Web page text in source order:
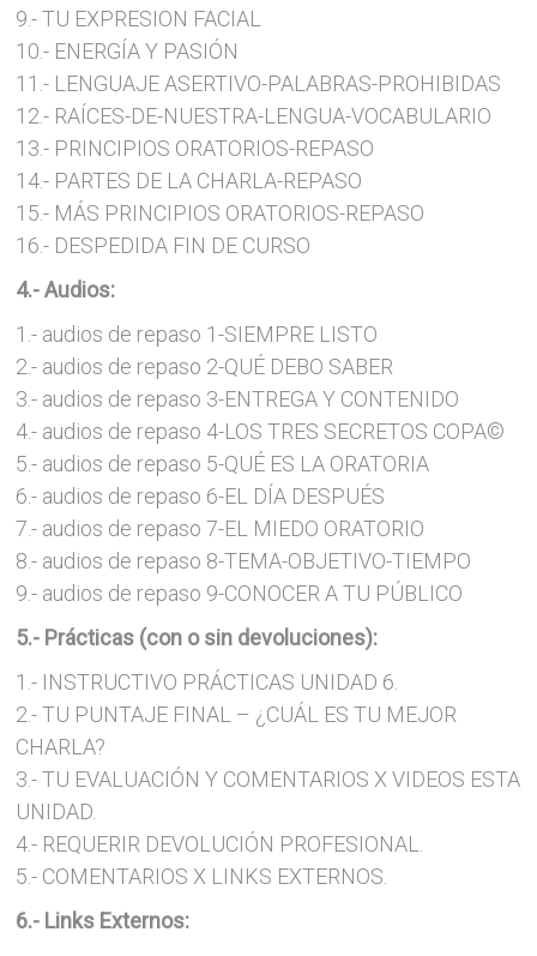
9.- TU EXPRESION FACIAL
10.- ENERGÍA Y PASIÓN
11.- LENGUAJE ASERTIVO-PALABRAS-PROHIBIDAS
12.- RAÍCES-DE-NUESTRA-LENGUA-VOCABULARIO
13.- PRINCIPIOS ORATORIOS-REPASO
14.- PARTES DE LA CHARLA-REPASO
15.- MÁS PRINCIPIOS ORATORIOS-REPASO
16.- DESPEDIDA FIN DE CURSO
4.- Audios:
1.- audios de repaso 1-SIEMPRE LISTO
2.- audios de repaso 2-QUÉ DEBO SABER
3.- audios de repaso 3-ENTREGA Y CONTENIDO
4.- audios de repaso 4-LOS TRES SECRETOS COPA©
5.- audios de repaso 5-QUÉ ES LA ORATORIA
6.- audios de repaso 6-EL DÍA DESPUÉS
7.- audios de repaso 7-EL MIEDO ORATORIO
8.- audios de repaso 8-TEMA-OBJETIVO-TIEMPO
9.- audios de repaso 9-CONOCER A TU PÚBLICO
5.- Prácticas (con o sin devoluciones):
1.- INSTRUCTIVO PRÁCTICAS UNIDAD 6.
2.- TU PUNTAJE FINAL – ¿CUÁL ES TU MEJOR
CHARLA?
3.- TU EVALUACIÓN Y COMENTARIOS X VIDEOS ESTA
UNIDAD.
4.- REQUERIR DEVOLUCIÓN PROFESIONAL.
5.- COMENTARIOS X LINKS EXTERNOS.
6.- Links Externos: